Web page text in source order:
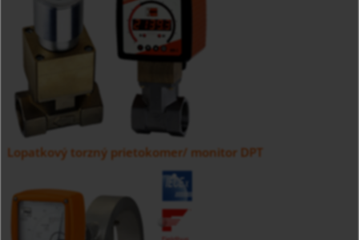
Lopatkový torzný prietokomer/ monitor DPT